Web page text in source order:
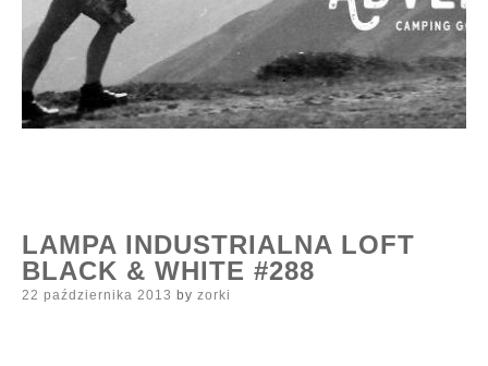
LAMPA INDUSTRIALNA LOFT
BLACK & WHITE #288
Posted
22 października 2013 by zorki